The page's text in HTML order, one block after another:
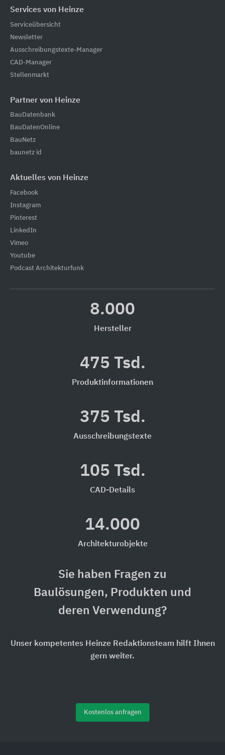
Services von Heinze
Serviceübersicht
Newsletter
Ausschreibungstexte-Manager
CAD-Manager
Stellenmarkt
Partner von Heinze
BauDatenbank
BauDatenOnline
BauNetz
baunetz id
Aktuelles von Heinze
Facebook
Instagram
Pinterest
LinkedIn
Vimeo
Youtube
Podcast Architekturfunk
8.000
Hersteller
475 Tsd.
Produktinformationen
375 Tsd.
Ausschreibungstexte
105 Tsd.
CAD-Details
14.000
Architekturobjekte
Sie haben Fragen zu
Baulösungen, Produkten und
deren Verwendung?
Unser kompetentes Heinze Redaktionsteam hilft Ihnen
gern weiter.
Kostenlos anfragen